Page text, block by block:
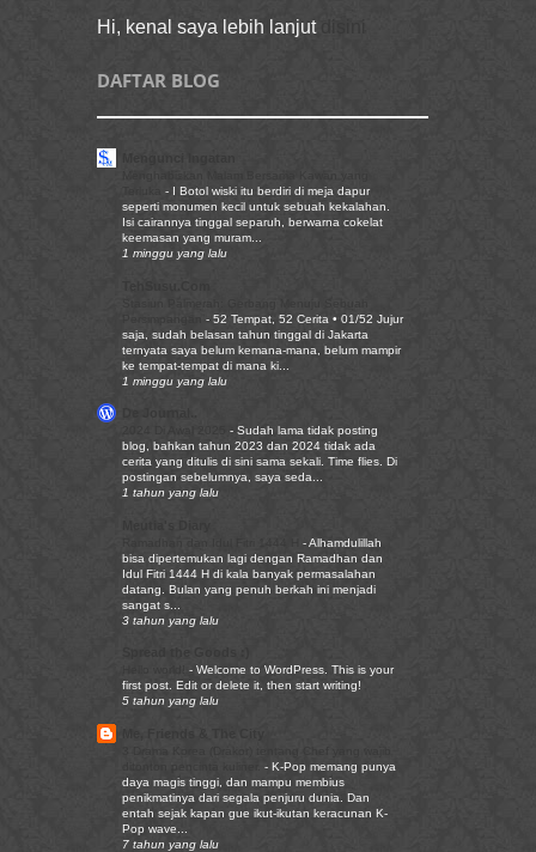
Hi, kenal saya lebih lanjut
DAFTAR BLOG
- I Botol wiski itu berdiri di meja dapur
seperti monumen kecil untuk sebuah kekalahan.
Isi cairannya tinggal separuh, berwarna cokelat
keemasan yang muram...
1 minggu yang lalu
- 52 Tempat, 52 Cerita • 01/52 Jujur
saja, sudah belasan tahun tinggal di Jakarta
ternyata saya belum kemana-mana, belum mampir
ke tempat-tempat di mana ki...
1 minggu yang lalu
- Sudah lama tidak posting
blog, bahkan tahun 2023 dan 2024 tidak ada
cerita yang ditulis di sini sama sekali. Time flies. Di
postingan sebelumnya, saya seda...
1 tahun yang lalu
-Alhamdulillah
bisa dipertemukan lagi dengan Ramadhan dan
Idul Fitri 1444 H di kala banyak permasalahan
datang. Bulan yang penuh berkah ini menjadi
sangat s...
3 tahun yang lalu
- Welcome to WordPress. This is your
first post. Edit or delete it, then start writing!
5 tahun yang lalu
- K-Pop memang punya
daya magis tinggi, dan mampu membius
penikmatinya dari segala penjuru dunia. Dan
entah sejak kapan gue ikut-ikutan keracunan K-
Pop wave...
7 tahun yang lalu